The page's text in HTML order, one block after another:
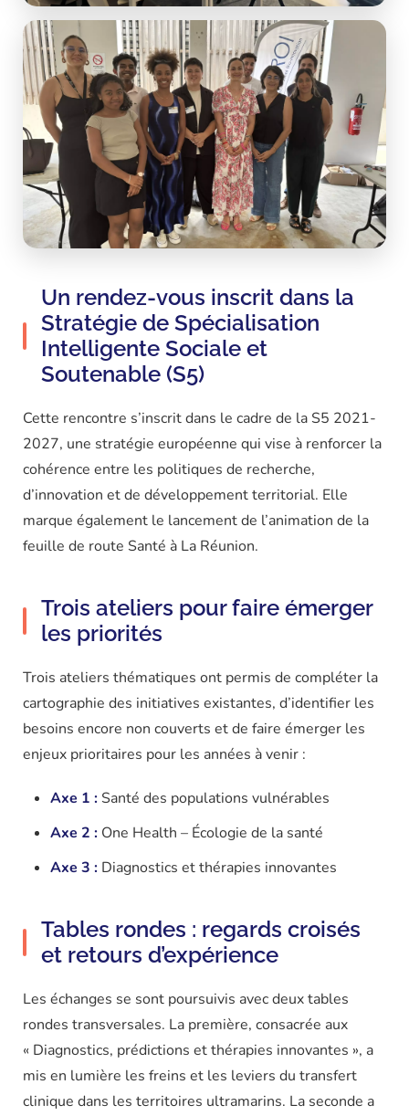
Un rendez-vous inscrit dans la
Stratégie de Spécialisation
Intelligente Sociale et
Soutenable (S5)
Cette rencontre s’inscrit dans le cadre de la S5 2021-
2027, une stratégie européenne qui vise à renforcer la
cohérence entre les politiques de recherche,
d’innovation et de développement territorial. Elle
marque également le lancement de l’animation de la
feuille de route Santé à La Réunion.
Trois ateliers pour faire émerger
les priorités
Trois ateliers thématiques ont permis de compléter la
cartographie des initiatives existantes, d’identifier les
besoins encore non couverts et de faire émerger les
enjeux prioritaires pour les années à venir :
Axe 1 : Santé des populations vulnérables
Axe 2 : One Health – Écologie de la santé
Axe 3 : Diagnostics et thérapies innovantes
Tables rondes : regards croisés
et retours d’expérience
Les échanges se sont poursuivis avec deux tables
rondes transversales. La première, consacrée aux
« Diagnostics, prédictions et thérapies innovantes », a
mis en lumière les freins et les leviers du transfert
clinique dans les territoires ultramarins. La seconde a